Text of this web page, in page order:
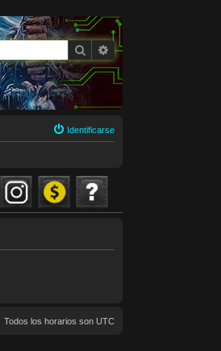
BuscarBúsqueda avanzada
Identificarse
Todos los horarios son UTC